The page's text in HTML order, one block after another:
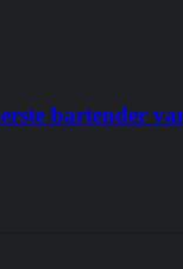
bartender